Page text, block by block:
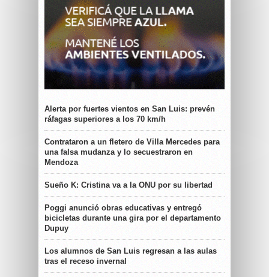
Alerta por fuertes vientos en San Luis: prevén
ráfagas superiores a los 70 km/h
Contrataron a un fletero de Villa Mercedes para
una falsa mudanza y lo secuestraron en
Mendoza
Sueño K: Cristina va a la ONU por su libertad
Poggi anunció obras educativas y entregó
bicicletas durante una gira por el departamento
Dupuy
Los alumnos de San Luis regresan a las aulas
tras el receso invernal